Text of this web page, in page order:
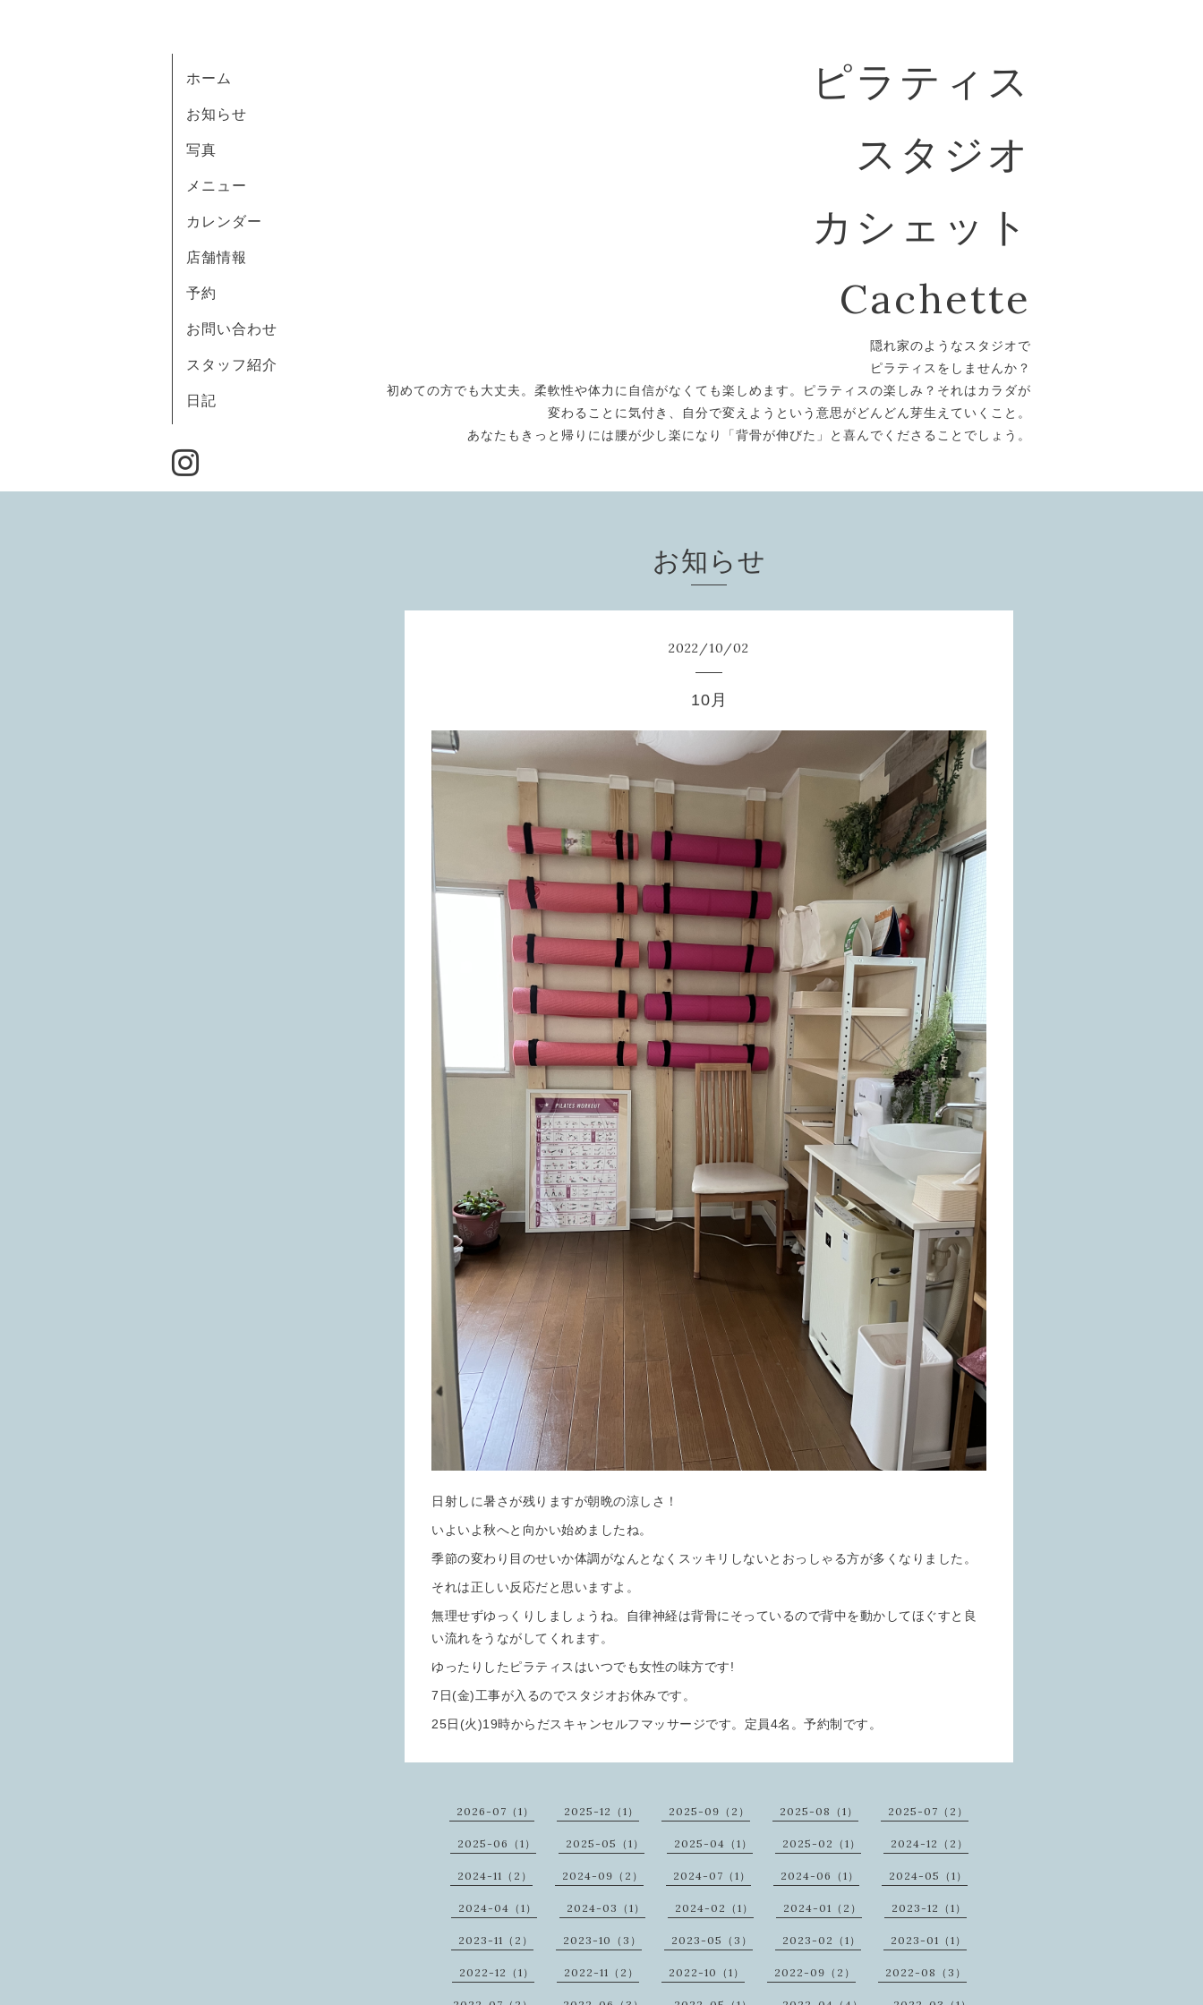
ピラティス
スタジオ
カシェット
Cachette
隠れ家のようなスタジオで
ピラティスをしませんか？
初めての方でも大丈夫。柔軟性や体力に自信がなくても楽しめます。ピラティスの楽しみ？それはカラダが
変わることに気付き、自分で変えようという意思がどんどん芽生えていくこと。
あなたもきっと帰りには腰が少し楽になり「背骨が伸びた」と喜んでくださることでしょう。
ホーム
お知らせ
写真
メニュー
カレンダー
店舗情報
予約
お問い合わせ
スタッフ紹介
日記
お知らせ
2022/10/02
10月
日射しに暑さが残りますが朝晩の涼しさ！
いよいよ秋へと向かい始めましたね。
季節の変わり目のせいか体調がなんとなくスッキリしないとおっしゃる方が多くなりました。
それは正しい反応だと思いますよ。
無理せずゆっくりしましょうね。自律神経は背骨にそっているので背中を動かしてほぐすと良
い流れをうながしてくれます。
ゆったりしたピラティスはいつでも女性の味方です!
7日(金)工事が入るのでスタジオお休みです。
25日(火)19時からだスキャンセルフマッサージです。定員4名。予約制です。
2026-07（1） 2025-12（1） 2025-09（2） 2025-08（1） 2025-07（2）
2025-06（1） 2025-05（1） 2025-04（1） 2025-02（1） 2024-12（2）
2024-11（2） 2024-09（2） 2024-07（1） 2024-06（1） 2024-05（1）
2024-04（1） 2024-03（1） 2024-02（1） 2024-01（2） 2023-12（1）
2023-11（2） 2023-10（3） 2023-05（3） 2023-02（1） 2023-01（1）
2022-12（1） 2022-11（2） 2022-10（1） 2022-09（2） 2022-08（3）